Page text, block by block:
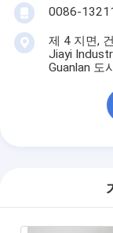
0086-
제 4 지면,
Jiayi
Guanlan 도